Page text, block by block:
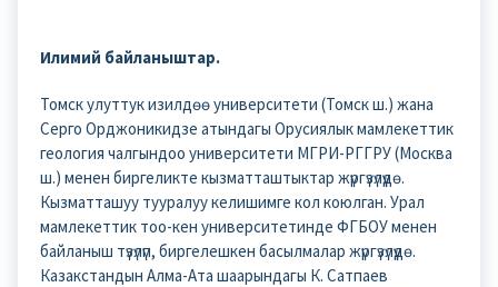
Илимий байланыштар.
Томск улуттук изилдөө университети (Томск ш.) жана
Серго Орджоникидзе атындагы Орусиялык мамлекеттик
геология чалгындоо университети МГРИ-РГГРУ (Москва
ш.) менен биргеликте кызматташтыктар жүргүзүлүүдө.
Кызматташуу тууралуу келишимге кол коюлган. Урал
мамлекеттик тоо-кен университетинде ФГБОУ менен
байланыш түзүлүп, биргелешкен басылмалар жүргүзүлүүдө.
Казакстандын Алма-Ата шаарындагы К. Сатпаев